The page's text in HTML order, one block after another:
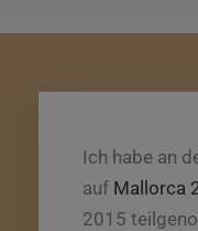
Ich habe an
auf Mallorca
2015